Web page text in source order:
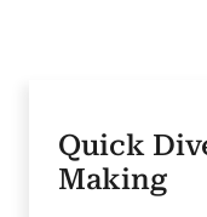
Quick
Making